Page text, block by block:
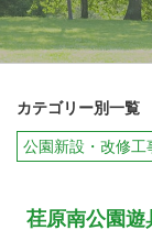
カテゴリー別一覧
公園新設・改修工
荏原南公園遊